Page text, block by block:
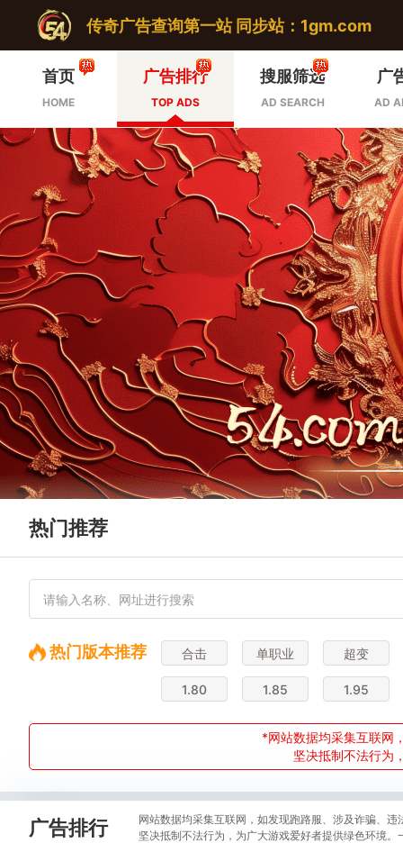
传奇广告查询第一站 同步站：1gm.com
首页
HOME
广告排行
TOP ADS
搜服筛选
AD SEARCH
广
AD
热门推荐
热门版本推荐 合击 单职业 超变
1.80 1.85 1.95
*网站数据均采集互联网
坚决抵制不法行为
广告排行
网站数据均采集互联网，如发现跑路服、涉及诈骗、
坚决抵制不法行为，为广大游戏爱好者提供绿色环境